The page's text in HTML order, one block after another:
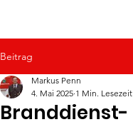
Beitrag
Branddienst-
Markus Penn
4. Mai 2025 1 Min. Lesezeit